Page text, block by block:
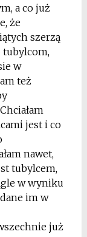
a co już
że
szerzą
tubylcom,
w
też
jest i co
nawet,
tubylcem,
w wyniku
im w
już